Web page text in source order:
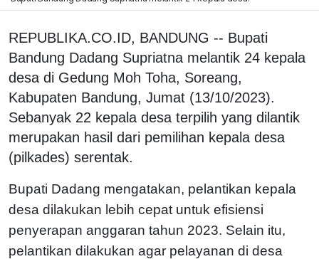
REPUBLIKA.CO.ID, BANDUNG -- Bupati
Bandung Dadang Supriatna melantik 24 kepala
desa di Gedung Moh Toha, Soreang,
Kabupaten Bandung, Jumat (13/10/2023).
Sebanyak 22 kepala desa terpilih yang dilantik
merupakan hasil dari pemilihan kepala desa
(pilkades) serentak.
Bupati Dadang mengatakan, pelantikan kepala
desa dilakukan lebih cepat untuk efisiensi
penyerapan anggaran tahun 2023. Selain itu,
pelantikan dilakukan agar pelayanan di desa